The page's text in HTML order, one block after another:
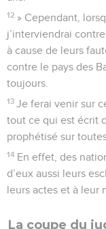
12 » Cependant,
j’interviendrai
à cause de leurs
contre le pays des
toujours.
13 Je ferai venir sur
tout ce qui est écrit
prophétisé sur
14 En effet, des
d’eux aussi leurs
leurs actes et à leur
La coupe du